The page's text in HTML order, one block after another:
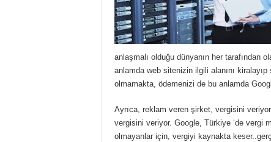
anlaşmalı olduğu dünyanın her tarafından
anlamda web sitenizin ilgili alanını
olmamakta, ödemenizi de bu anlamda
Ayrıca, reklam veren şirket, vergisini
vergisini veriyor. Google, Türkiye ‘de vergi
olmayanlar için, vergiyi kaynakta